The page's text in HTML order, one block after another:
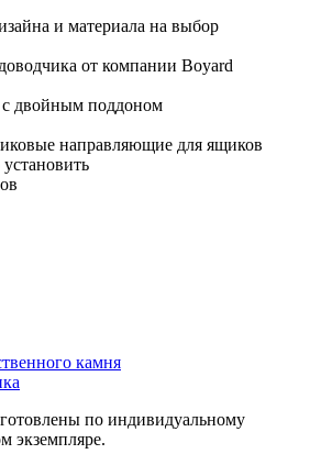
и материала на выбор
от компании Boyard
двойным поддоном
направляющие для ящиков
камня
по индивидуальному
экземпляре.